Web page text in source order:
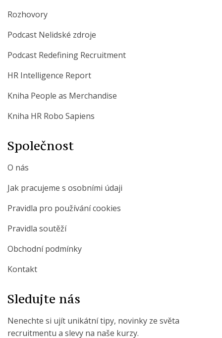
Rozhovory
Podcast Nelidské zdroje
Podcast Redefining Recruitment
HR Intelligence Report
Kniha People as Merchandise
Kniha HR Robo Sapiens
Společnost
O nás
Jak pracujeme s osobními údaji
Pravidla pro používání cookies
Pravidla soutěží
Obchodní podmínky
Kontakt
Sledujte nás
Nenechte si ujít unikátní tipy, novinky ze světa
recruitmentu a slevy na naše kurzy.